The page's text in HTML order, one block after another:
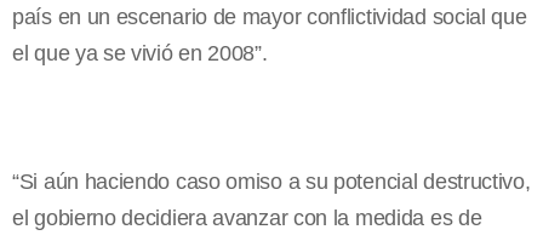
país en un escenario de mayor conflictividad social que
el que ya se vivió en 2008”.
“Si aún haciendo caso omiso a su potencial destructivo,
el gobierno decidiera avanzar con la medida es de